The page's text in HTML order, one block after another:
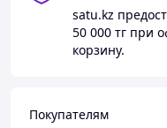
satu.kz
50 000 тг при
корзину.
Покупателям